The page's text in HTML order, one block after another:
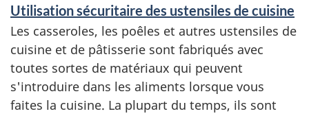
Utilisation sécuritaire des ustensiles de cuisine
Les casseroles, les poêles et autres ustensiles de
cuisine et de pâtisserie sont fabriqués avec
toutes sortes de matériaux qui peuvent
s'introduire dans les aliments lorsque vous
faites la cuisine. La plupart du temps, ils sont